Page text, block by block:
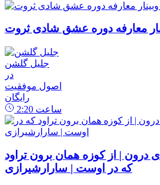
معارفه دوره عشق شادی ثروت
جلیل گلشن
در
اصول موفقیت
رایگان
2:20 ساعت
درون | از کوزه همان برون تراود
که در اوست | سارارشیرازی